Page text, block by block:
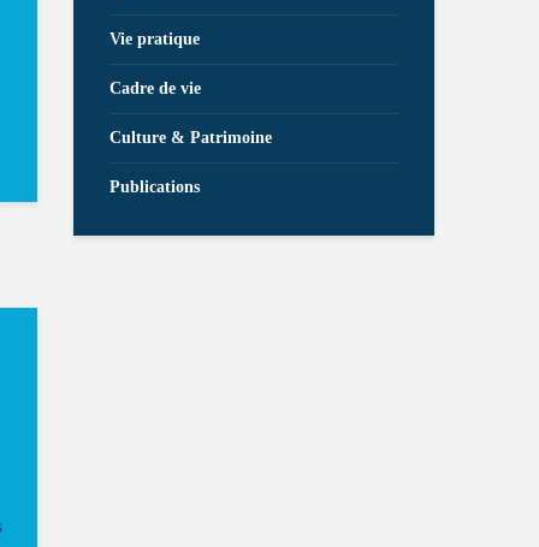
Vie pratique
Cadre de vie
Culture & Patrimoine
Publications